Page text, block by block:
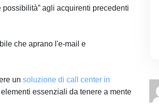
agli acquirenti precedenti
che aprano l'e-mail e
un soluzione di call center in
essenziali da tenere a mente